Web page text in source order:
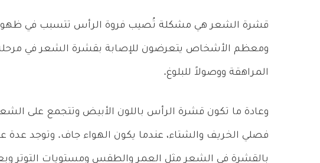
قشرة الشعر هي مشكلة تُصيب فروة الرأس تتسبب في ظهور
ومعظم الأشخاص يتعرضون للإصابة بقشرة الشعر في
المراهقة ووصولاً للبلوغ.
وعادة ما تكون قشرة الرأس باللون الأبيض وتتجمع على الشعر
فصلي الخريف والشتاء، عندما يكون الهواء جاف. وتوجد عدة
بالقشرة في الشعر مثل العمر والطقس ومستويات التوتر